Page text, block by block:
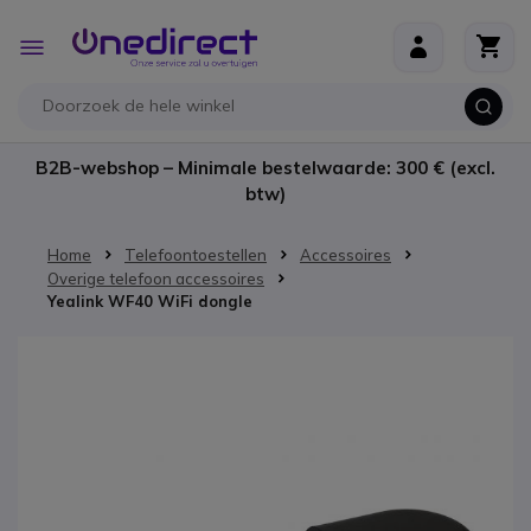
Toggle
Nav
B2B-webshop – Minimale bestelwaarde: 300 € (excl.
btw)
Home Telefoontoestellen
Accessoires
Overige telefoon accessoires
Yealink WF40 WiFi dongle